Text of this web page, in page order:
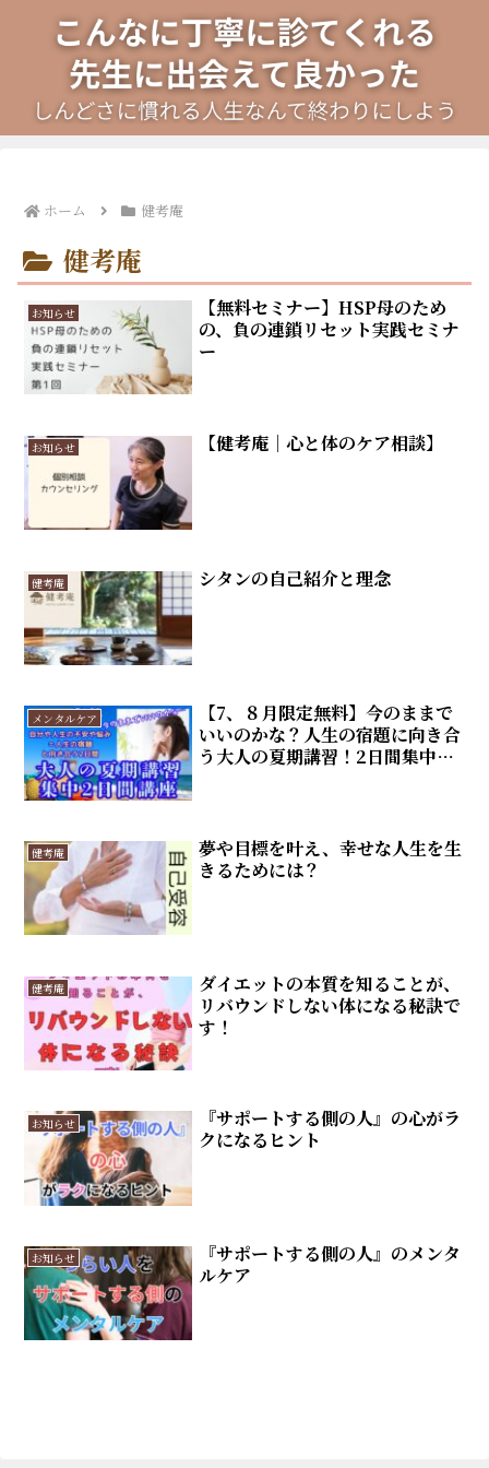
ホーム 健考庵
健考庵
お知らせ
【無料セミナー】HSP母のため
の、負の連鎖リセット実践セミナ
ー
お知らせ 【健考庵｜心と体のケア相談】
健考庵 シタンの自己紹介と理念
メンタルケア
【7、８月限定無料】今のままで
いいのかな？人生の宿題に向き合
う大人の夏期講習！2日間集中講
健考庵
夢や目標を叶え、幸せな人生を生
きるためには？
健考庵
ダイエットの本質を知ることが、
リバウンドしない体になる秘訣で
す！
お知らせ
『サポートする側の人』の心がラ
クになるヒント
お知らせ
『サポートする側の人』のメンタ
ルケア